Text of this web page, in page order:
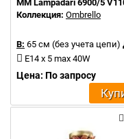
MM Lampadari 6900/5
Коллекция: Ombrello
В: 65 см (без учета цепи)
E14 x 5 max 40W
Цена: По запросу